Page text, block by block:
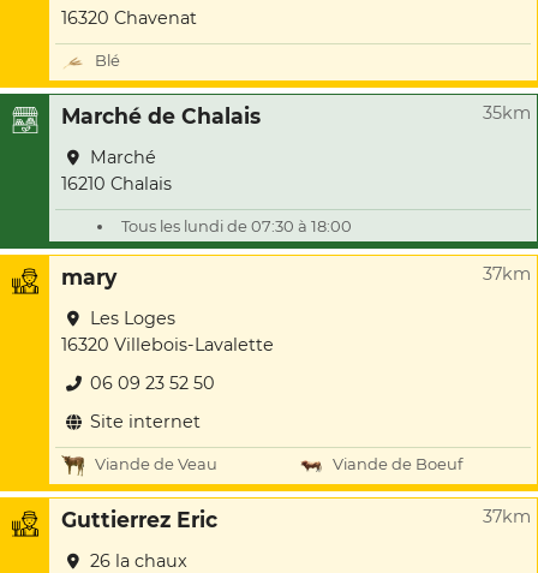
16320 Chavenat
Blé
Marché de Chalais 35km
Marché
16210 Chalais
Tous les lundi de 07:30 à 18:00
mary 37km
Les Loges
16320 Villebois-Lavalette
06 09 23 52 50
Site internet
Viande de Veau Viande de Boeuf
Guttierrez Eric 37km
26 la chaux